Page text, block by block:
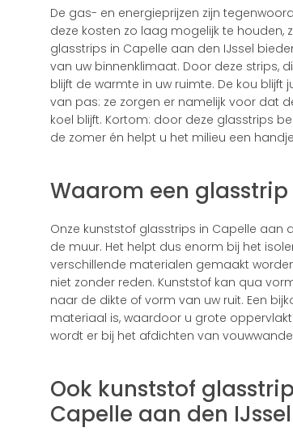
De gas- en energieprijzen zijn
deze kosten zo laag mogelijk te houden,
glasstrips in Capelle aan den IJssel
van uw binnenklimaat. Door deze strips,
blijft de warmte in uw ruimte. De kou
van pas: ze zorgen er namelijk voor dat
koel blijft. Kortom: door deze glasstrips
de zomer én helpt u het milieu een
Waarom een
Onze kunststof glasstrips in Capelle aan
de muur. Het helpt dus enorm bij het
verschillende materialen gemaakt
niet zonder reden. Kunststof kan qua
naar de dikte of vorm van uw ruit. Een
materiaal is, waardoor u grote
wordt er bij het afdichten van
Ook kunststof
Capelle aan den